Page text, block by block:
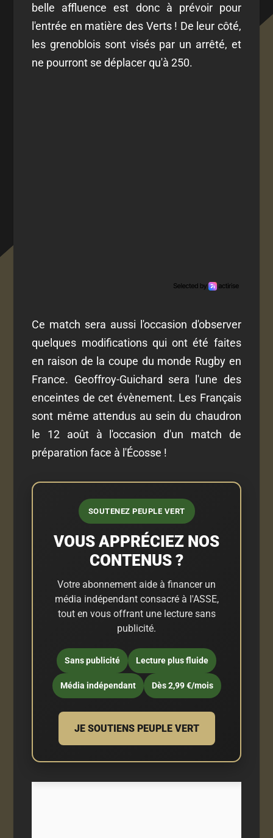
belle affluence est donc à prévoir pour
l'entrée en matière des Verts ! De leur côté,
les grenoblois sont visés par un arrêté, et
ne pourront se déplacer qu'à 250.
Ce match sera aussi l'occasion d'observer
quelques modifications qui ont été faites
en raison de la coupe du monde Rugby en
France. Geoffroy-Guichard sera l'une des
enceintes de cet évènement. Les Français
sont même attendus au sein du chaudron
le 12 août à l'occasion d'un match de
préparation face à l'Écosse !
SOUTENEZ PEUPLE VERT
VOUS APPRÉCIEZ NOS
CONTENUS ?
Votre abonnement aide à financer un
média indépendant consacré à l'ASSE,
tout en vous offrant une lecture sans
publicité.
Sans publicité Lecture plus fluide
Média indépendant Dès 2,99 €/mois
JE SOUTIENS PEUPLE VERT